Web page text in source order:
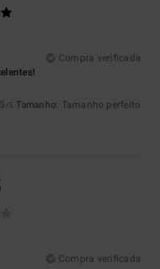
Compra verificada
/5 Tamanho: Tamanho perfeito
Compra verificada